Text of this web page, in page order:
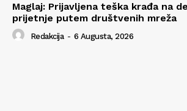
Maglaj: Prijavljena teška krađa na
prijetnje putem društvenih mreža
Redakcija - 6 Augusta, 2026